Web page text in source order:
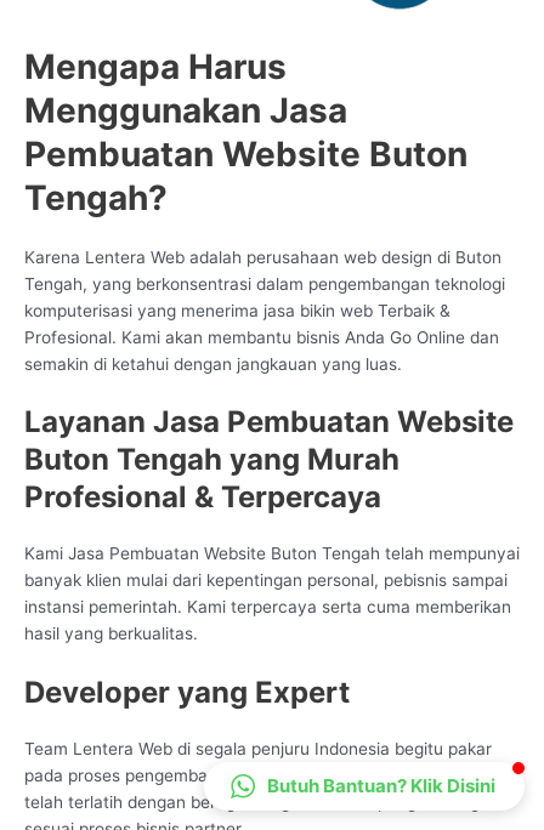
Mengapa Harus
Menggunakan Jasa
Pembuatan Website Buton
Tengah?
Karena Lentera Web adalah perusahaan web design di Buton
Tengah, yang berkonsentrasi dalam pengembangan teknologi
komputerisasi yang menerima jasa bikin web Terbaik &
Profesional. Kami akan membantu bisnis Anda Go Online dan
semakin di ketahui dengan jangkauan yang luas.
Layanan Jasa Pembuatan Website
Buton Tengah yang Murah
Profesional & Terpercaya
Kami Jasa Pembuatan Website Buton Tengah telah mempunyai
banyak klien mulai dari kepentingan personal, pebisnis sampai
instansi pemerintah. Kami terpercaya serta cuma memberikan
hasil yang berkualitas.
Developer yang Expert
Team Lentera Web di segala penjuru Indonesia begitu pakar
pada proses pengembangan service Data Tehnologi, kami
telah terlatih dengan beragam ragam bentuk pengembangan
CS Lenteraweb
Online
Butuh Bantuan? Klik Disini